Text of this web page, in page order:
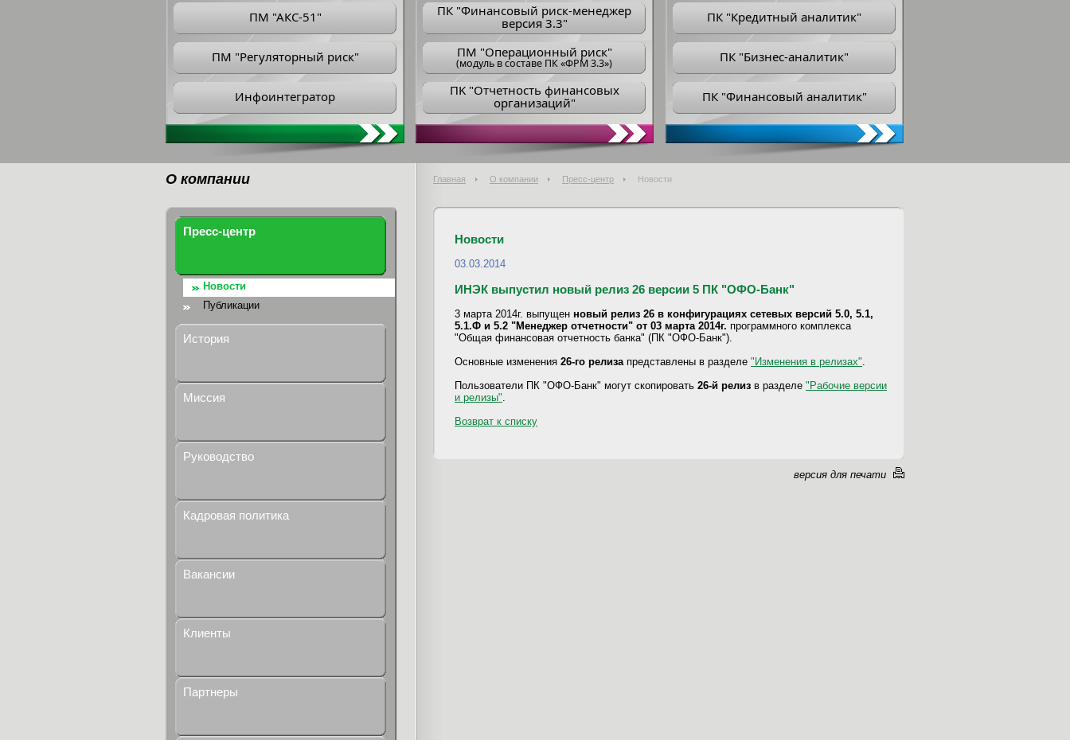
ПМ "АКС-51"
ПМ "Регуляторный риск"
Инфоинтегратор
ПК "Финансовый риск-менеджер
версия 3.3"
ПM "Операционный риск"
(модуль в составе ПК «ФРМ 3.3»)
ПK "Отчетность финансовых
организаций"
ПК "Кредитный аналитик"
ПК "Бизнес-аналитик"
ПК "Финансовый аналитик"
О компании Главная О компании Пресс-центр Новости
Пресс-центр
Новости
Публикации
История
Миссия
Руководство
Кадровая политика
Вакансии
Клиенты
Партнеры
Новости
03.03.2014
ИНЭК выпустил новый релиз 26 версии 5 ПК "ОФО-Банк"
3 марта 2014г. выпущен новый релиз 26 в конфигурациях сетевых версий 5.0, 5.1,
5.1.Ф и 5.2 "Менеджер отчетности" от 03 марта 2014г. программного комплекса
"Общая финансовая отчетность банка" (ПК "ОФО-Банк").
Основные изменения 26-го релиза представлены в разделе "Изменения в релизах"
Пользователи ПК "ОФО-Банк" могут скопировать 26-й релиз в разделе "Рабочие версии
и релизы"
Возврат к списку
версия для печати